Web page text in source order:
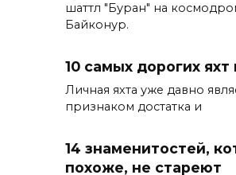
шаттл "Буран" на
Байконур.
10 самых дорогих яхт
Личная яхта уже давно
признаком достатка и
14 знаменитостей,
похоже, не стареют